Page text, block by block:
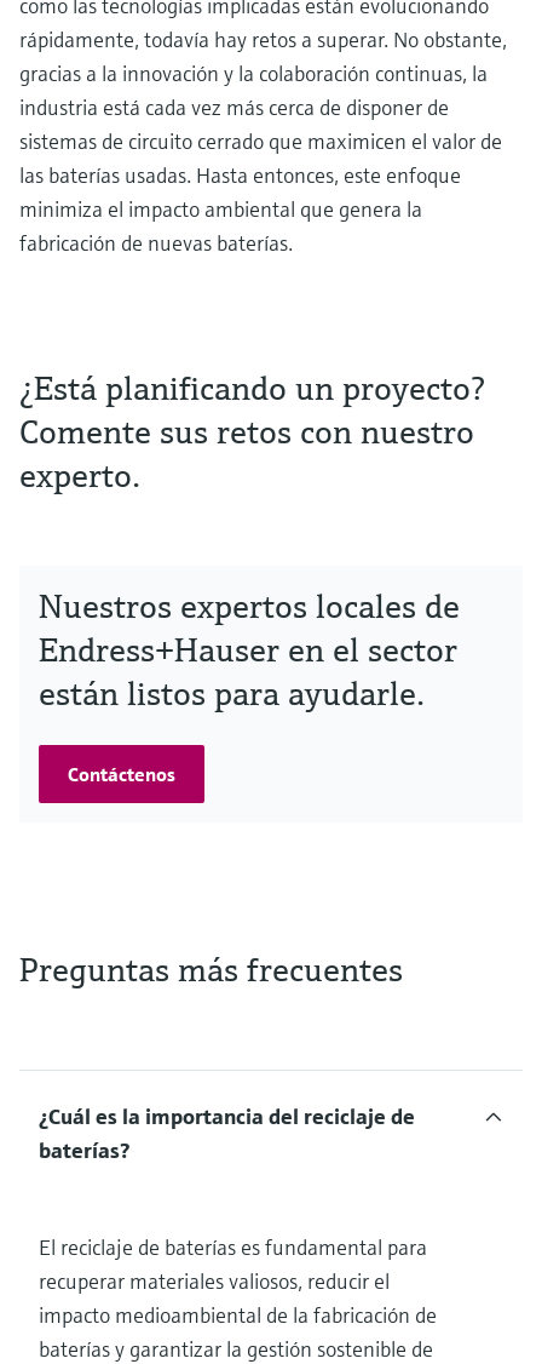
rápidamente, todavía hay retos a superar. No obstante,
gracias a la innovación y la colaboración continuas, la
industria está cada vez más cerca de disponer de
sistemas de circuito cerrado que maximicen el valor de
las baterías usadas. Hasta entonces, este enfoque
minimiza el impacto ambiental que genera la
fabricación de nuevas baterías.
¿Está planificando un proyecto?
Comente sus retos con nuestro
experto.
Nuestros expertos locales de
Endress+Hauser en el sector
están listos para ayudarle.
Contáctenos
Preguntas más frecuentes
¿Cuál es la importancia del reciclaje de
baterías?
El reciclaje de baterías es fundamental para
recuperar materiales valiosos, reducir el
impacto medioambiental de la fabricación de
baterías y garantizar la gestión sostenible de